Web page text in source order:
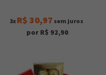
3x R$ 30,97 sem juros
por R$ 92,90